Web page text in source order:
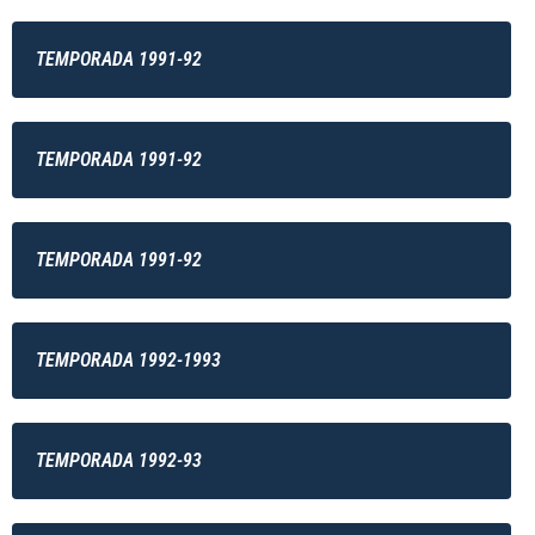
TEMPORADA 1991-92
TEMPORADA 1991-92
TEMPORADA 1991-92
TEMPORADA 1992-1993
TEMPORADA 1992-93